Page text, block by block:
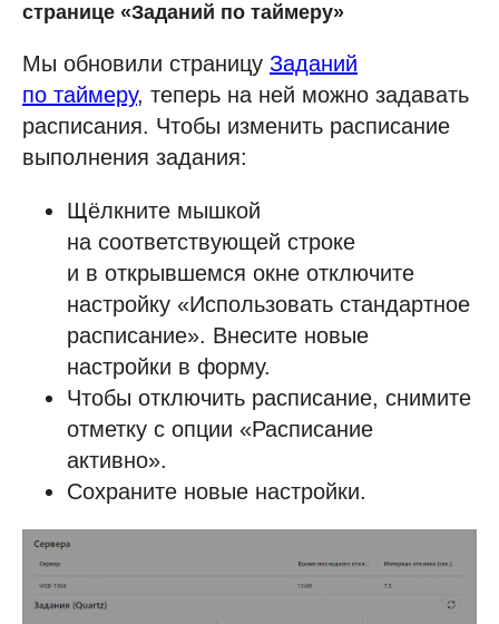
странице «Заданий по таймеру»
Мы обновили страницу Заданий
по таймеру, теперь на ней можно задавать
расписания. Чтобы изменить расписание
выполнения задания:
Щёлкните мышкой
на соответствующей строке
и в открывшемся окне отключите
настройку «Использовать стандартное
расписание». Внесите новые
настройки в форму.
Чтобы отключить расписание, снимите
отметку с опции «Расписание
активно».
Сохраните новые настройки.